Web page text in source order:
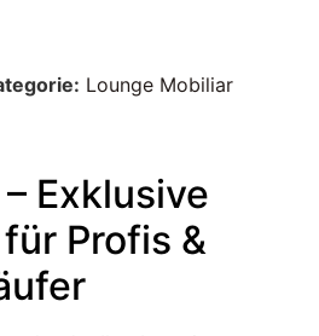
Lounge Mobiliar
– Exklusive
Profis &